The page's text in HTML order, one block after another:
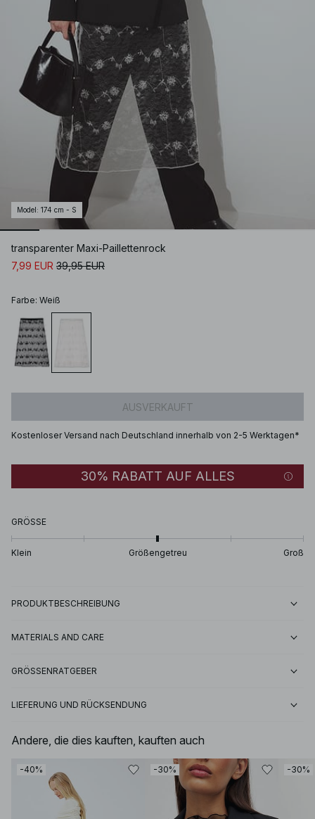
Model : 174 cm - S
transparenter Maxi-Paillettenrock
7,99 EUR 39,95 EUR
Farbe: Weiß
AUSVERKAUFT
Kostenloser Versand nach Deutschland innerhalb von 2-5 Werktagen*
30% RABATT AUF ALLES
GRÖSSE
Klein Größengetreu Groß
PRODUKTBESCHREIBUNG
MATERIALS AND CARE
GRÖSSENRATGEBER
LIEFERUNG UND RÜCKSENDUNG
Andere, die dies kauften, kauften auch
-40% -30% -30%